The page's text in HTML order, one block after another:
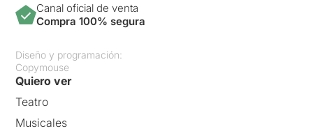
Canal oficial de venta
Compra 100% segura
Diseño y programación:
Copymouse
Quiero ver
Teatro
Musicales